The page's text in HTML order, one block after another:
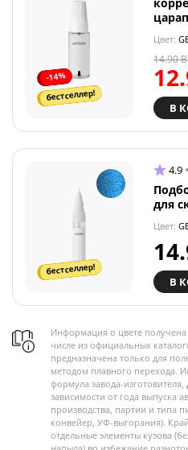
-14%
бестселлер!
Цвет:
14.90
В
бестселлер!
4.9
для
Цвет:
В
Информация о цвете
числе из официальных
предназначена только для
методом плавного перехода.
формула завода-изготовителя,
зависимости от года выпуска
производства, партии и типа
конвейер, УФ-выгорания).
отдельные элементы кузова